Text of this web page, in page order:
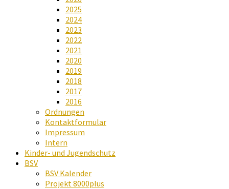
2025
2024
2023
2022
2021
2020
2019
2018
2017
2016
Ordnungen
Kontaktformular
Impressum
Intern
Kinder- und Jugendschutz
BSV
BSV Kalender
Projekt 8000plus